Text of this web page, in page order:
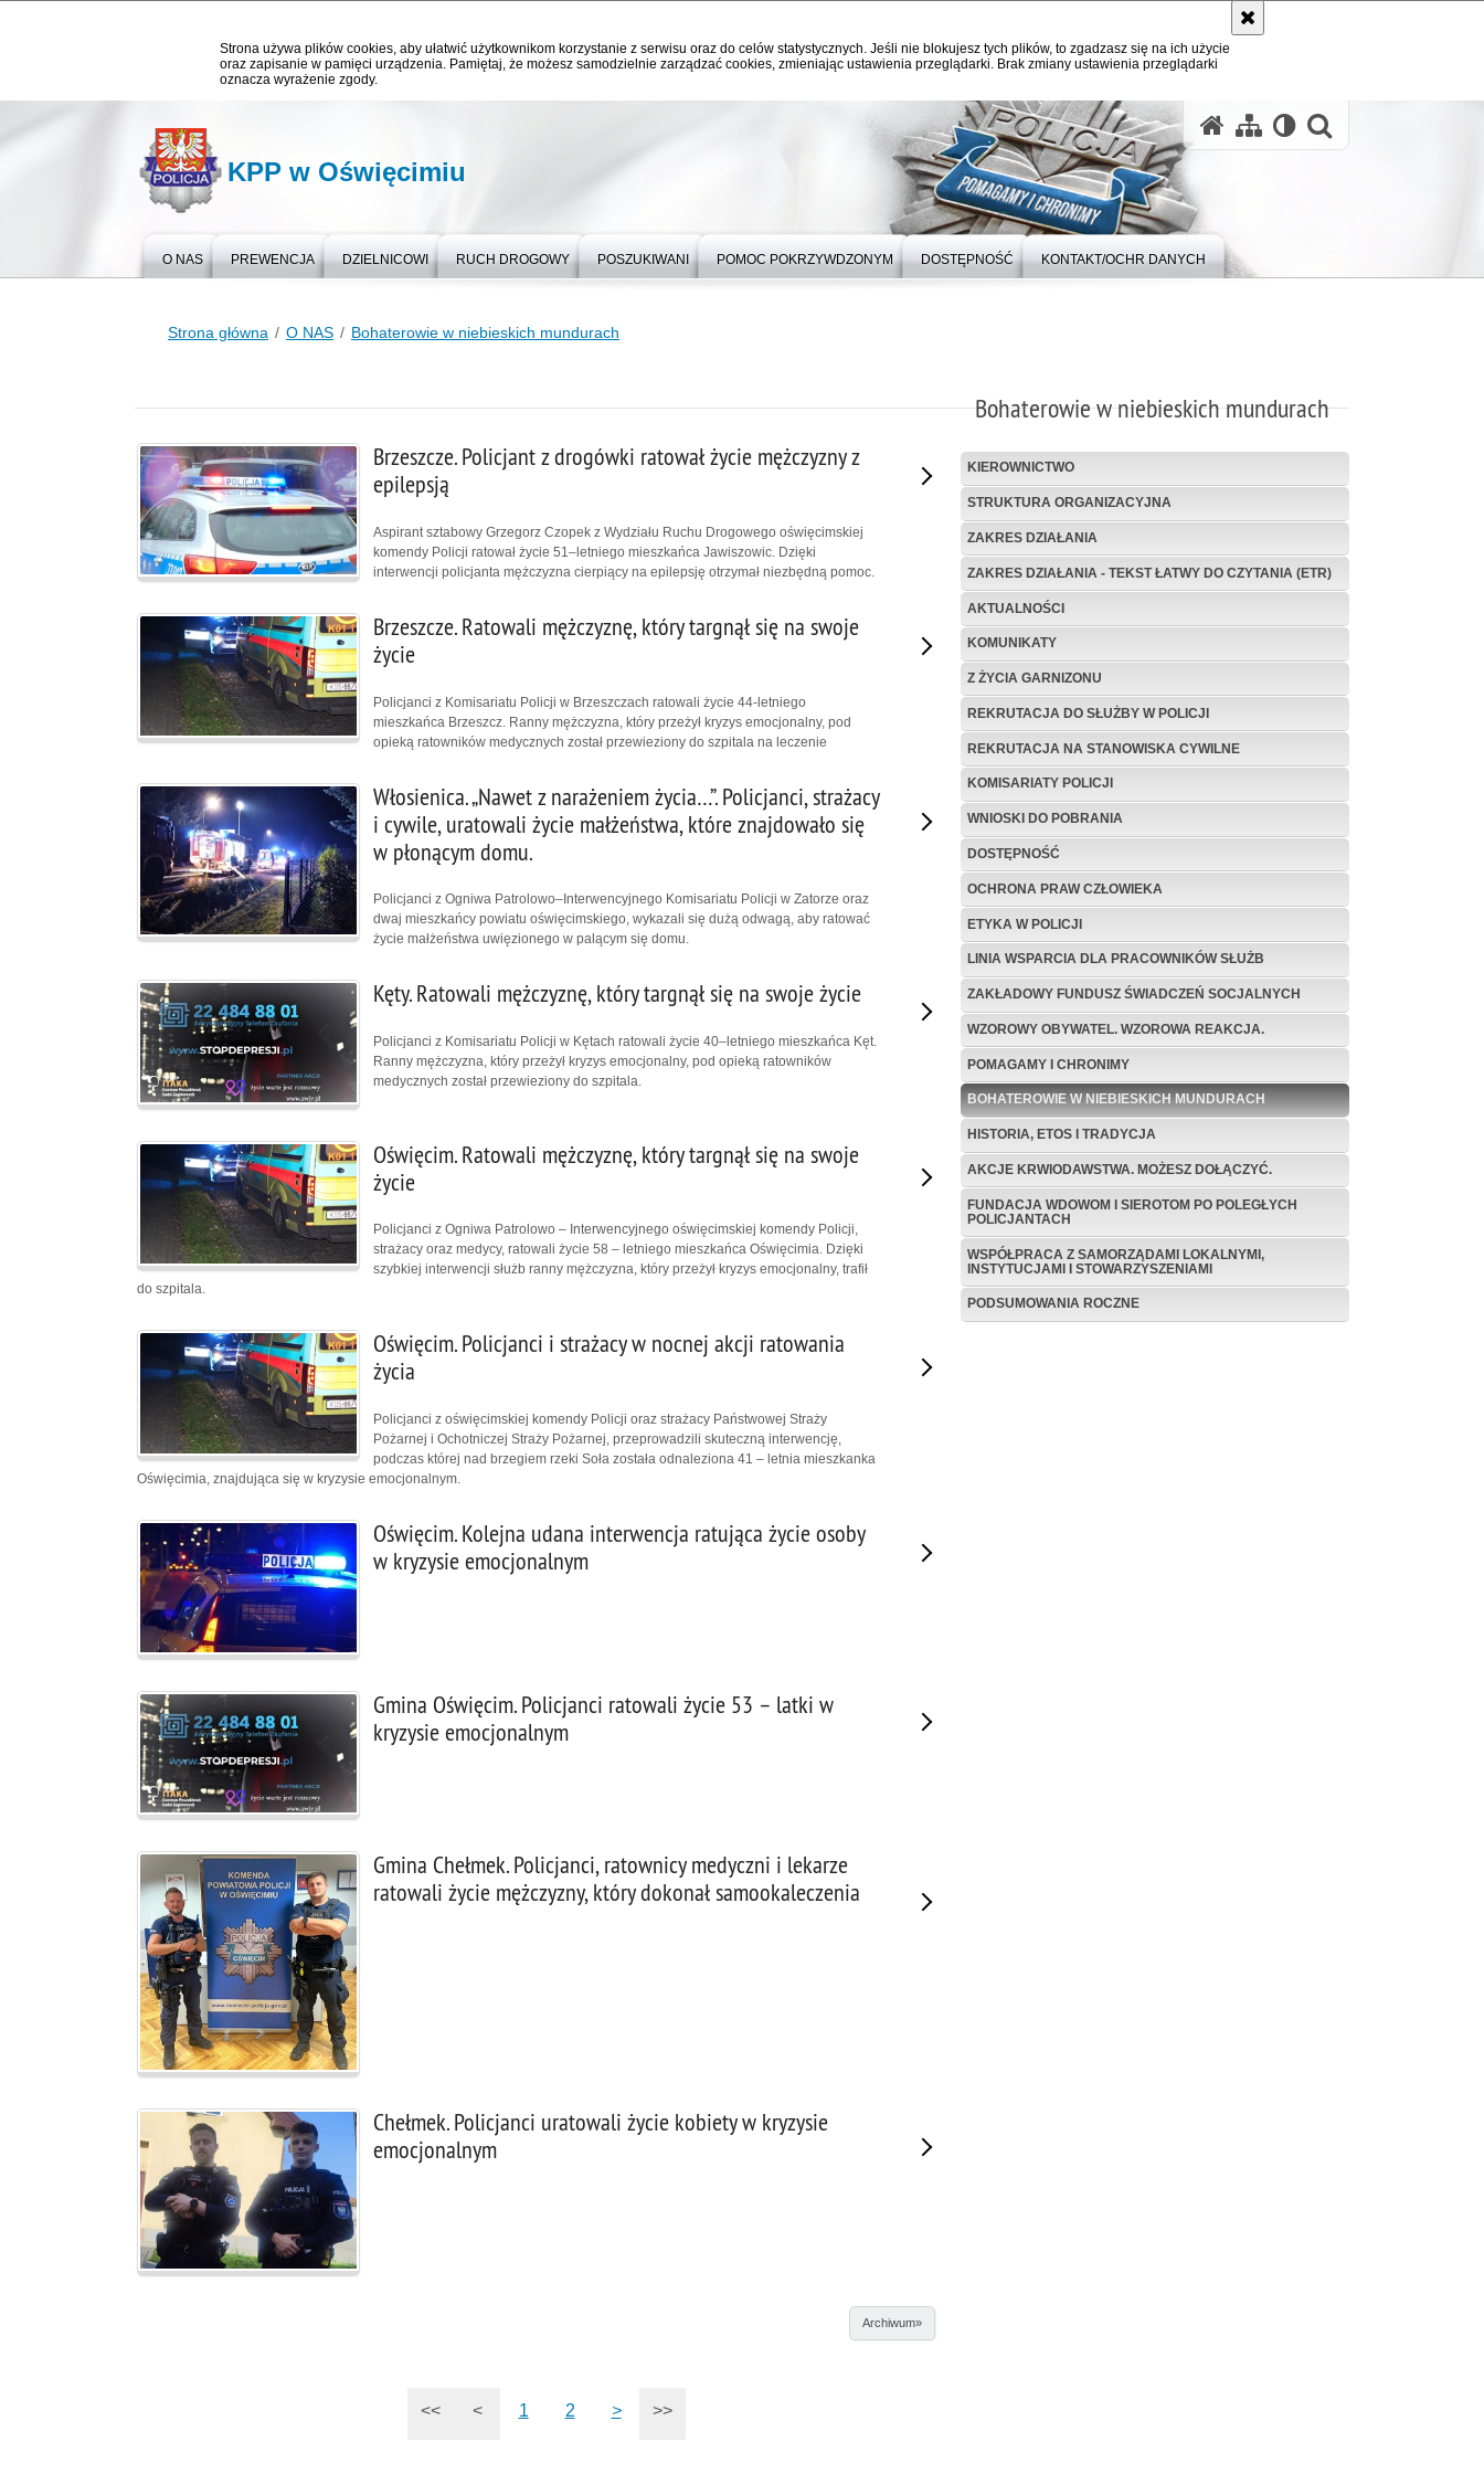
Strona używa plików cookies, aby ułatwić użytkownikom korzystanie z serwisu oraz do celów statystycznych. Jeśli nie blokujesz tych plików, to zgadzasz się na ich użycie
oraz zapisanie w pamięci urządzenia. Pamiętaj, że możesz samodzielnie zarządzać cookies, zmieniając ustawienia przeglądarki. Brak zmiany ustawienia przeglądarki
oznacza wyrażenie zgody.
KPP w Oświęcimiu
O NAS PREWENCJA DZIELNICOWI RUCH DROGOWY POSZUKIWANI POMOC POKRZYWDZONYM DOSTĘPNOŚĆ KONTAKT/OCHR DANYCH
Strona główna O NAS Bohaterowie w niebieskich mundurach
Bohaterowie w niebieskich mundurach
Brzeszcze. Policjant z drogówki ratował życie mężczyzny z
epilepsją
Aspirant sztabowy Grzegorz Czopek z Wydziału Ruchu Drogowego oświęcimskiej
komendy Policji ratował życie 51–letniego mieszkańca Jawiszowic. Dzięki
interwencji policjanta mężczyzna cierpiący na epilepsję otrzymał niezbędną pomoc.
Brzeszcze. Ratowali mężczyznę, który targnął się na swoje
życie
Policjanci z Komisariatu Policji w Brzeszczach ratowali życie 44-letniego
mieszkańca Brzeszcz. Ranny mężczyzna, który przeżył kryzys emocjonalny, pod
opieką ratowników medycznych został przewieziony do szpitala na leczenie
Włosienica. „Nawet z narażeniem życia…”. Policjanci, strażacy
i cywile, uratowali życie małżeństwa, które znajdowało się
w płonącym domu.
Policjanci z Ogniwa Patrolowo–Interwencyjnego Komisariatu Policji w Zatorze oraz
dwaj mieszkańcy powiatu oświęcimskiego, wykazali się dużą odwagą, aby ratować
życie małżeństwa uwięzionego w palącym się domu.
Kęty. Ratowali mężczyznę, który targnął się na swoje życie
Policjanci z Komisariatu Policji w Kętach ratowali życie 40–letniego mieszkańca Kęt.
Ranny mężczyzna, który przeżył kryzys emocjonalny, pod opieką ratowników
medycznych został przewieziony do szpitala.
Oświęcim. Ratowali mężczyznę, który targnął się na swoje
życie
Policjanci z Ogniwa Patrolowo – Interwencyjnego oświęcimskiej komendy Policji,
strażacy oraz medycy, ratowali życie 58 – letniego mieszkańca Oświęcimia. Dzięki
szybkiej interwencji służb ranny mężczyzna, który przeżył kryzys emocjonalny, trafił
do szpitala.
Oświęcim. Policjanci i strażacy w nocnej akcji ratowania
życia
Policjanci z oświęcimskiej komendy Policji oraz strażacy Państwowej Straży
Pożarnej i Ochotniczej Straży Pożarnej, przeprowadzili skuteczną interwencję,
podczas której nad brzegiem rzeki Soła została odnaleziona 41 – letnia mieszkanka
Oświęcimia, znajdująca się w kryzysie emocjonalnym.
Oświęcim. Kolejna udana interwencja ratująca życie osoby
w kryzysie emocjonalnym
Gmina Oświęcim. Policjanci ratowali życie 53 – latki w
kryzysie emocjonalnym
Gmina Chełmek. Policjanci, ratownicy medyczni i lekarze
ratowali życie mężczyzny, który dokonał samookaleczenia
Chełmek. Policjanci uratowali życie kobiety w kryzysie
emocjonalnym
Archiwum»
<< < 1 2 > >>
KIEROWNICTWO
STRUKTURA ORGANIZACYJNA
ZAKRES DZIAŁANIA
ZAKRES DZIAŁANIA - TEKST ŁATWY DO CZYTANIA (ETR)
AKTUALNOŚCI
KOMUNIKATY
Z ŻYCIA GARNIZONU
REKRUTACJA DO SŁUŻBY W POLICJI
REKRUTACJA NA STANOWISKA CYWILNE
KOMISARIATY POLICJI
WNIOSKI DO POBRANIA
DOSTĘPNOŚĆ
OCHRONA PRAW CZŁOWIEKA
ETYKA W POLICJI
LINIA WSPARCIA DLA PRACOWNIKÓW SŁUŻB
ZAKŁADOWY FUNDUSZ ŚWIADCZEŃ SOCJALNYCH
WZOROWY OBYWATEL. WZOROWA REAKCJA.
POMAGAMY I CHRONIMY
BOHATEROWIE W NIEBIESKICH MUNDURACH
HISTORIA, ETOS I TRADYCJA
AKCJE KRWIODAWSTWA. MOŻESZ DOŁĄCZYĆ.
FUNDACJA WDOWOM I SIEROTOM PO POLEGŁYCH
POLICJANTACH
WSPÓŁPRACA Z SAMORZĄDAMI LOKALNYMI,
INSTYTUCJAMI I STOWARZYSZENIAMI
PODSUMOWANIA ROCZNE